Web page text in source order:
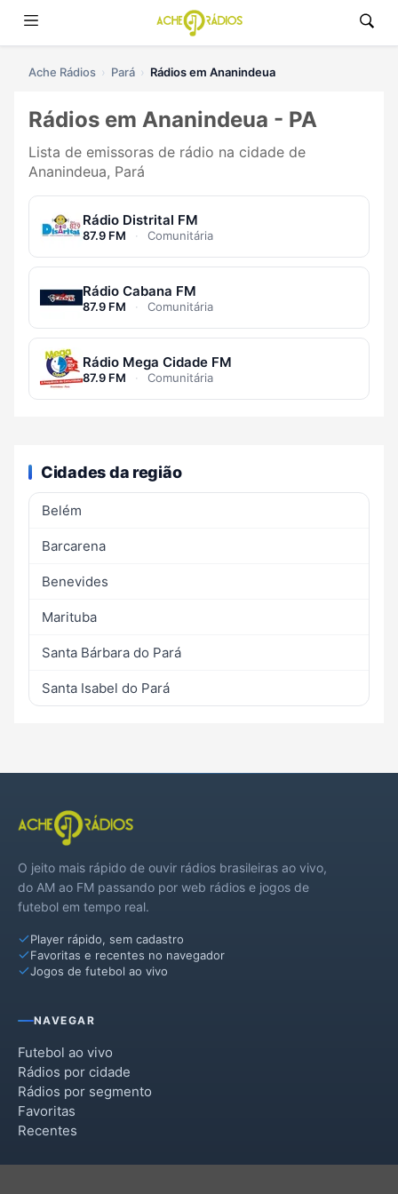
Ache Rádios Pará Rádios em Ananindeua
Rádios em Ananindeua - PA
Lista de emissoras de rádio na cidade de
Ananindeua, Pará
Rádio Distrital FM
87.9 FM · Comunitária
Rádio Cabana FM
87.9 FM · Comunitária
Rádio Mega Cidade FM
87.9 FM · Comunitária
Cidades da região
Belém
Barcarena
Benevides
Marituba
Santa Bárbara do Pará
Santa Isabel do Pará
O jeito mais rápido de ouvir rádios brasileiras ao vivo,
do AM ao FM passando por web rádios e jogos de
futebol em tempo real.
Player rápido, sem cadastro
Favoritas e recentes no navegador
Jogos de futebol ao vivo
NAVEGAR
Futebol ao vivo
Rádios por cidade
Rádios por segmento
Favoritas
Recentes